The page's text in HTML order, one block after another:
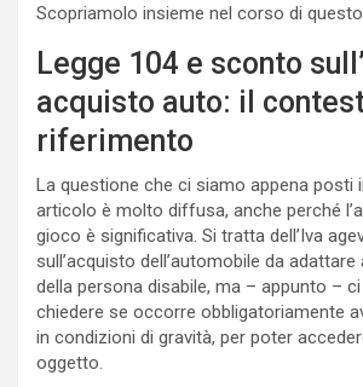
Scopriamolo insieme nel corso di
Legge 104 e sconto
acquisto auto: il
riferimento
La questione che ci siamo appena posti
articolo è molto diffusa, anche perché
gioco è significativa. Si tratta dell’Iva
sull’acquisto dell’automobile da
della persona disabile, ma – appunto –
chiedere se occorre obbligatoriamente
in condizioni di gravità, per poter
oggetto.